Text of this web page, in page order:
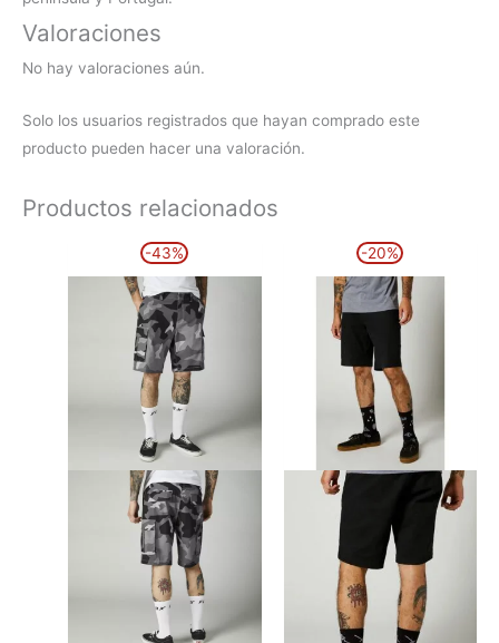
Valoraciones
No hay valoraciones aún.
Solo los usuarios registrados que hayan comprado este
producto pueden hacer una valoración.
Productos relacionados
-43%
precio
original
era:
69,99€.
actual
es:
39,99€.
tiene
múltiples
variantes.
se
elegir
en
la
página
de
producto
-20%
precio
original
era:
44,99€.
actual
se
pueden
elegir
en
página
de
producto